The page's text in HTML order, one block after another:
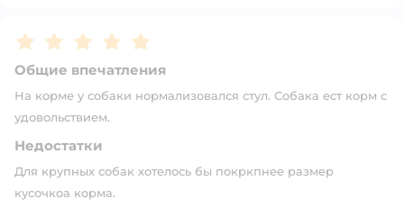
Рейтинг:5
Общие впечатления
На корме у собаки нормализовался стул. Собака ест корм с
удовольствием.
Недостатки
Для крупных собак хотелось бы покркпнее размер
кусочкоа корма.